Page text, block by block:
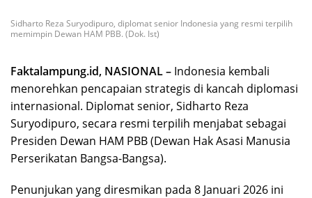
Sidharto Reza Suryodipuro, diplomat senior Indonesia yang resmi terpilih
memimpin Dewan HAM PBB. (Dok. Ist)
Faktalampung.id, NASIONAL – Indonesia kembali
menorehkan pencapaian strategis di kancah diplomasi
internasional. Diplomat senior, Sidharto Reza
Suryodipuro, secara resmi terpilih menjabat sebagai
Presiden Dewan HAM PBB (Dewan Hak Asasi Manusia
Perserikatan Bangsa-Bangsa).
Penunjukan yang diresmikan pada 8 Januari 2026 ini